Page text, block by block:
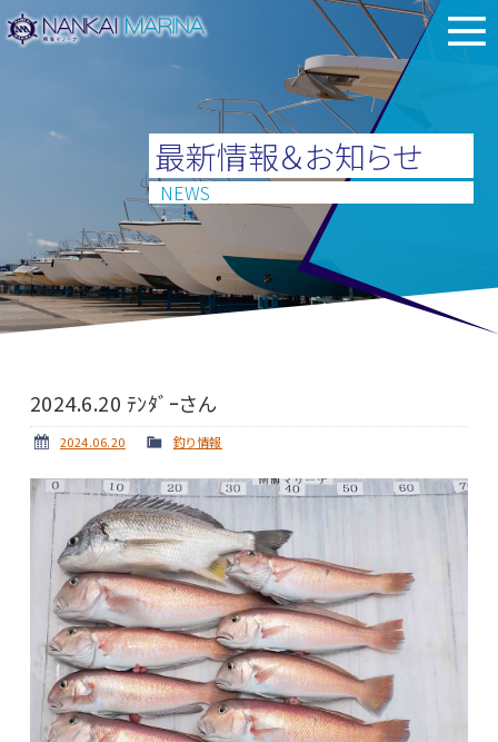
最新情報＆お知らせ
NEWS
2024.6.20 ﾃﾝﾀﾞｰさん
2024.06.20 釣り情報